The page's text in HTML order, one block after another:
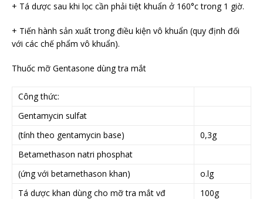
+ Tá dược sau khi lọc cần phải tiệt khuẩn ở 160°c trong 1 giờ.
+ Tiến hành sản xuất trong điều kiện vô khuẩn (quy định đối
với các chế phẩm vô khuẩn).
Thuốc mỡ Gentasone dùng tra mắt
Công thức:
Gentamycin sulfat
(tính theo gentamycin base)
0,3g
Betamethason natri phosphat
(ứng với betamethason khan)
o.lg
Tá dược khan dùng cho mỡ tra mắt vđ
100g